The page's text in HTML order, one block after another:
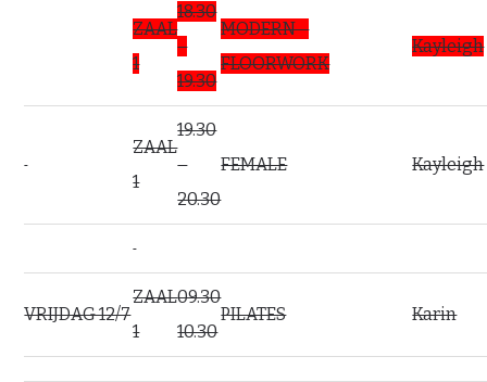
ZAAL
1
18.30
–
19.30
MODERN –
FLOORWORK
Kayleigh
ZAAL
1
19.30
–
20.30
FEMALE Kayleigh
VRIJDAG 12/7
ZAAL
1
09.30
10.30
PILATES Karin